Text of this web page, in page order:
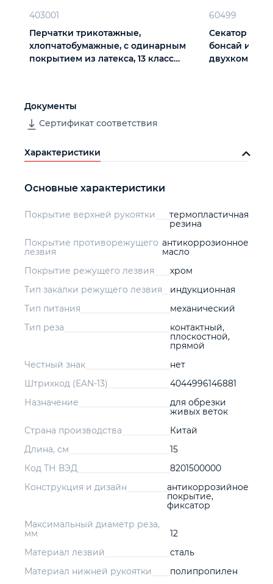
403001
Перчатки трикотажные,
хлопчатобумажные, с одинарным
покрытием из латекса, 13 класс
60499
Секатор
бонсай и
Документы
Сертификат соответствия
Характеристики
Основные характеристики
Покрытие верхней рукоятки
термопластичная
резина
Покрытие противорежущего
лезвия
антикоррозионное
масло
Покрытие режущего лезвия
хром
Тип закалки режущего лезвия
индукционная
Тип питания
механический
Тип реза
контактный,
плоскостной,
прямой
Честный знак
нет
Штрихкод (EAN-13)
4044996146881
Назначение
для обрезки
живых веток
Страна производства
Китай
Длина, см
15
Код ТН ВЭД
8201500000
Конструкция и дизайн
антикоррозийное
покрытие,
фиксатор
Максимальный диаметр реза,
мм
12
Материал лезвий
сталь
Материал нижней рукоятки
полипропилен